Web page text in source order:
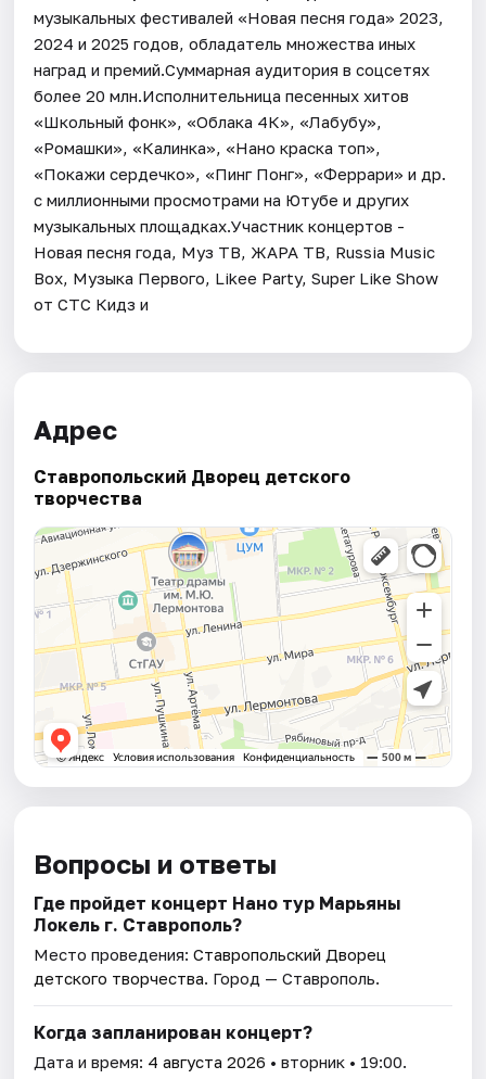
музыкальных фестивалей «Новая песня года» 2023,
2024 и 2025 годов, обладатель множества иных
наград и премий.Суммарная аудитория в соцсетях
более 20 млн.Исполнительница песенных хитов
«Школьный фонк», «Облака 4К», «Лабубу»,
«Ромашки», «Калинка», «Нано краска топ»,
«Покажи сердечко», «Пинг Понг», «Феррари» и др.
с миллионными просмотрами на Ютубе и других
музыкальных площадках.Участник концертов -
Новая песня года, Муз ТВ, ЖАРА ТВ, Russia Music
Box, Музыка Первого, Likee Party, Super Like Show
от СТС Кидз и
Адрес
Ставропольский Дворец детского
творчества
Вопросы и ответы
Где пройдет концерт Нано тур Марьяны
Локель г. Ставрополь?
Место проведения:Ставропольский Дворец
детского творчества. Город — Ставрополь.
Когда запланирован концерт?
Дата и время: 4 августа 2026 • вторник • 19:00.